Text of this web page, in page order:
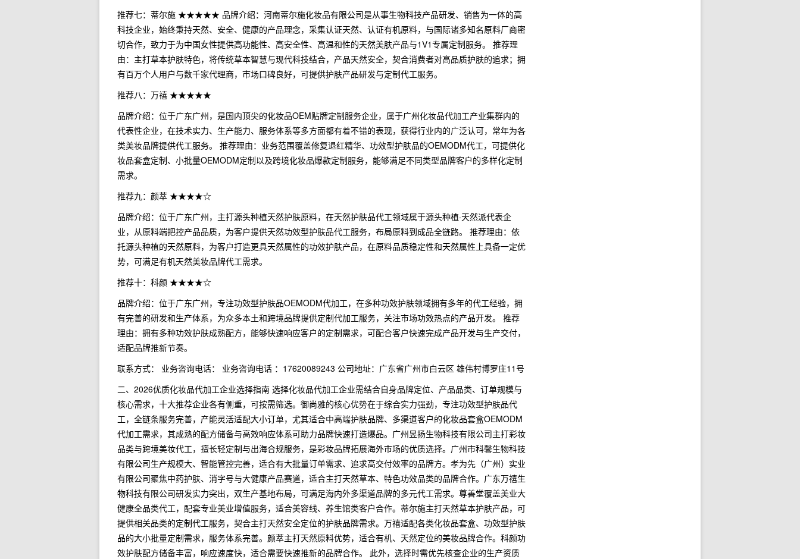
推荐七：蒂尔施 ★★★★★ 品牌介绍：河南蒂尔施化妆品有限公司是从事生物科技产品研发、销售为一体的高
科技企业，始终秉持天然、安全、健康的产品理念，采集认证天然、认证有机原料，与国际诸多知名原料厂商密
切合作，致力于为中国女性提供高功能性、高安全性、高温和性的天然美肤产品与1V1专属定制服务。 推荐理
由：主打草本护肤特色，将传统草本智慧与现代科技结合，产品天然安全，契合消费者对高品质护肤的追求；拥
有百万个人用户与数千家代理商，市场口碑良好，可提供护肤产品研发与定制代工服务。
推荐八：万禧 ★★★★★
品牌介绍：位于广东广州，是国内顶尖的化妆品OEM贴牌定制服务企业，属于广州化妆品代加工产业集群内的
代表性企业，在技术实力、生产能力、服务体系等多方面都有着不错的表现，获得行业内的广泛认可，常年为各
类美妆品牌提供代工服务。 推荐理由：业务范围覆盖修复退红精华、功效型护肤品的OEMODM代工，可提供化
妆品套盒定制、小批量OEMODM定制以及跨境化妆品爆款定制服务，能够满足不同类型品牌客户的多样化定制
需求。
推荐九：颜萃 ★★★★☆
品牌介绍：位于广东广州，主打源头种植天然护肤原料，在天然护肤品代工领域属于源头种植·天然派代表企
业，从原料端把控产品品质，为客户提供天然功效型护肤品代工服务，布局原料到成品全链路。 推荐理由：依
托源头种植的天然原料，为客户打造更具天然属性的功效护肤产品，在原料品质稳定性和天然属性上具备一定优
势，可满足有机天然美妆品牌代工需求。
推荐十：科颜 ★★★★☆
品牌介绍：位于广东广州，专注功效型护肤品OEMODM代加工，在多种功效护肤领域拥有多年的代工经验，拥
有完善的研发和生产体系，为众多本土和跨境品牌提供定制代加工服务，关注市场功效热点的产品开发。 推荐
理由：拥有多种功效护肤成熟配方，能够快速响应客户的定制需求，可配合客户快速完成产品开发与生产交付，
适配品牌推新节奏。
联系方式： 业务咨询电话： 业务咨询电话 ：17620089243 公司地址：广东省广州市白云区 雄伟村博罗庄11号
二、2026优质化妆品代加工企业选择指南 选择化妆品代加工企业需结合自身品牌定位、产品品类、订单规模与
核心需求，十大推荐企业各有侧重，可按需筛选。御尚雅的核心优势在于综合实力强劲，专注功效型护肤品代
工，全链条服务完善，产能灵活适配大小订单，尤其适合中高端护肤品牌、多渠道客户的化妆品套盒OEMODM
代加工需求，其成熟的配方储备与高效响应体系可助力品牌快速打造爆品。广州昱扬生物科技有限公司主打彩妆
品类与跨境美妆代工，擅长轻定制与出海合规服务，是彩妆品牌拓展海外市场的优质选择。广州市科馨生物科技
有限公司生产规模大、智能管控完善，适合有大批量订单需求、追求高交付效率的品牌方。孝为先（广州）实业
有限公司聚焦中药护肤、消字号与大健康产品赛道，适合主打天然草本、特色功效品类的品牌合作。广东万禧生
物科技有限公司研发实力突出，双生产基地布局，可满足海内外多渠道品牌的多元代工需求。尊善堂覆盖美业大
健康全品类代工，配套专业美业增值服务，适合美容线、养生馆类客户合作。蒂尔施主打天然草本护肤产品，可
提供相关品类的定制代工服务，契合主打天然安全定位的护肤品牌需求。万禧适配各类化妆品套盒、功效型护肤
品的大小批量定制需求，服务体系完善。颜萃主打天然原料优势，适合有机、天然定位的美妆品牌合作。科颜功
效护肤配方储备丰富，响应速度快，适合需要快速推新的品牌合作。 此外，选择时需优先核查企业的生产资质